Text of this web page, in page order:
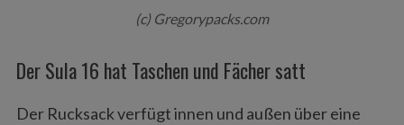
(c) Gregorypacks.com
Der Sula 16 hat Taschen und Fächer satt
Der Rucksack verfügt innen und außen über eine